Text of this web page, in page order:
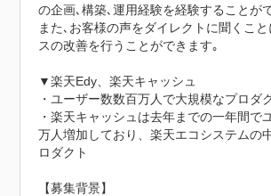
の企画､構築､運用経験を経験することが
また､お客様の声をダイレクトに聞くこ
スの改善を行うことができます｡
▼楽天Edy、楽天キャッシュ
・ユーザー数数百万人で大規模なプロダ
・楽天キャッシュは去年までの一年間で
万人増加しており、楽天エコシステムの
ロダクト
【募集背景】